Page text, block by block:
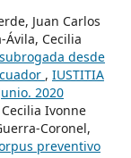
Juan Carlos
Ávila, Cecilia
desde
, IUSTITIA
2020
Ivonne
Coronel,
preventivo